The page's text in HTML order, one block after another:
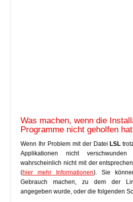
Was machen, wenn die
Programme nicht geholfen
Wenn Ihr Problem mit der Datei LSL
Applikationen nicht
wahrscheinlich nicht mit der
(hier mehr Informationen). Sie
Gebrauch machen, zu dem der
angegeben wurde, oder die folgenden